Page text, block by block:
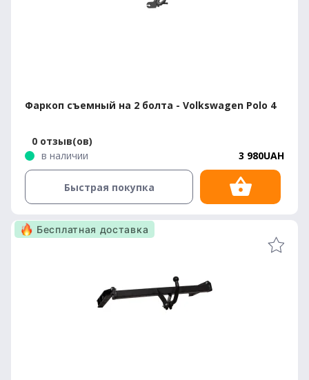
Фаркоп съемный на 2 болта - Volkswagen Polo 4
0 отзыв(ов)
в наличии
3 980UAH
Быстрая покупка
Бесплатная доставка